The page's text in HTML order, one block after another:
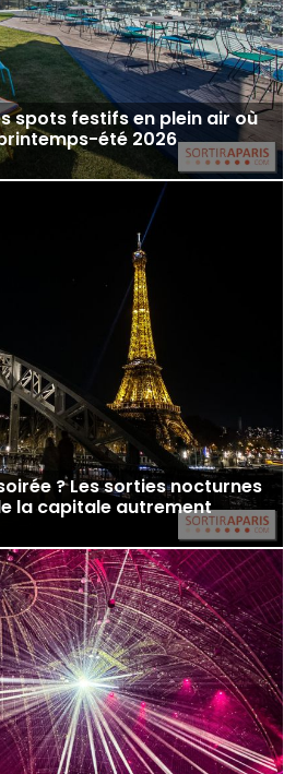
spots festifs en plein air où
été 2026
? Les sorties nocturnes
la capitale autrement